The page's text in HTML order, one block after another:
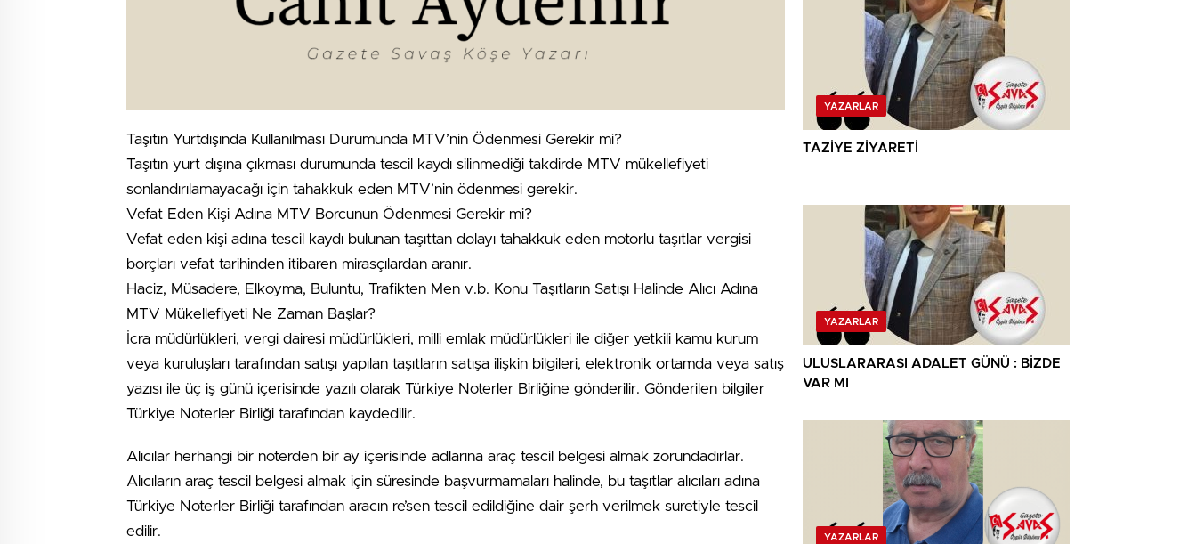
Taşıtın Yurtdışında Kullanılması Durumunda MTV’nin Ödenmesi Gerekir mi?
Taşıtın yurt dışına çıkması durumunda tescil kaydı silinmediği takdirde MTV mükellefiyeti
sonlandırılamayacağı için tahakkuk eden MTV’nin ödenmesi gerekir.
Vefat Eden Kişi Adına MTV Borcunun Ödenmesi Gerekir mi?
Vefat eden kişi adına tescil kaydı bulunan taşıttan dolayı tahakkuk eden motorlu taşıtlar vergisi
borçları vefat tarihinden itibaren mirasçılardan aranır.
Haciz, Müsadere, Elkoyma, Buluntu, Trafikten Men v.b. Konu Taşıtların Satışı Halinde Alıcı Adına
MTV Mükellefiyeti Ne Zaman Başlar?
İcra müdürlükleri, vergi dairesi müdürlükleri, milli emlak müdürlükleri ile diğer yetkili kamu kurum
veya kuruluşları tarafından satışı yapılan taşıtların satışa ilişkin bilgileri, elektronik ortamda veya satış
yazısı ile üç iş günü içerisinde yazılı olarak Türkiye Noterler Birliğine gönderilir. Gönderilen bilgiler
Türkiye Noterler Birliği tarafından kaydedilir.
Alıcılar herhangi bir noterden bir ay içerisinde adlarına araç tescil belgesi almak zorundadırlar.
Alıcıların araç tescil belgesi almak için süresinde başvurmamaları halinde, bu taşıtlar alıcıları adına
Türkiye Noterler Birliği tarafından aracın re’sen tescil edildiğine dair şerh verilmek suretiyle tescil
edilir.
YAZARLAR
TAZİYE ZİYARETİ
YAZARLAR
ULUSLARARASI ADALET GÜNÜ : BİZDE
VAR MI
YAZARLAR